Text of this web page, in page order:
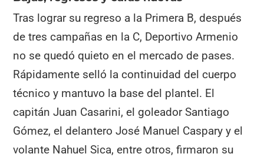
Tras lograr su regreso a la Primera B, después
de tres campañas en la C, Deportivo Armenio
no se quedó quieto en el mercado de pases.
Rápidamente selló la continuidad del cuerpo
técnico y mantuvo la base del plantel. El
capitán Juan Casarini, el goleador Santiago
Gómez, el delantero José Manuel Caspary y el
volante Nahuel Sica, entre otros, firmaron su